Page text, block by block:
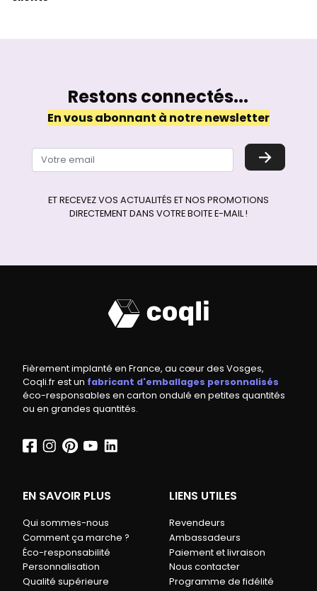
Restons connectés...
En vous abonnant à notre newsletter
→
ET RECEVEZ VOS ACTUALITÉS ET NOS PROMOTIONS
DIRECTEMENT DANS VOTRE BOITE E-MAIL !
Fièrement implanté en France, au cœur des Vosges,
Coqli.fr est un fabricant d'emballages personnalisés
éco-responsables en carton ondulé en petites quantités
ou en grandes quantités.
EN SAVOIR PLUS
Qui sommes-nous
Comment ça marche ?
Éco-responsabilité
Personnalisation
Qualité supérieure
LIENS UTILES
Revendeurs
Ambassadeurs
Paiement et livraison
Nous contacter
Programme de fidélité